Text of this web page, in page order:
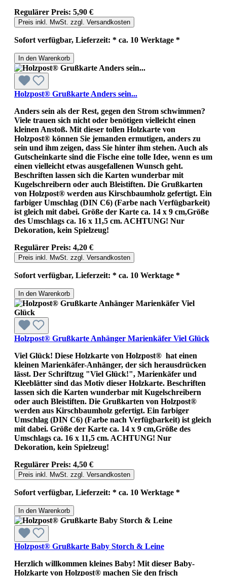
Regulärer Preis: 5,90 €
Preis inkl. MwSt. zzgl. Versandkosten
Sofort verfügbar, Lieferzeit: * ca. 10 Werktage *
In den Warenkorb
Holzpost® Grußkarte Anders sein...
Anders sein als der Rest, gegen den Strom schwimmen?
Viele trauen sich nicht oder benötigen vielleicht einen
kleinen Anstoß. Mit dieser tollen Holzkarte von
Holzpost® können Sie jemanden ermutigen, anders zu
sein und ihm zeigen, dass Sie hinter ihm stehen. Auch als
Gutscheinkarte sind die Fische eine tolle Idee, wenn es um
einen vielleicht etwas ausgefallenen Wunsch geht.
Beschriften lassen sich die Karten wunderbar mit
Kugelschreibern oder auch Bleistiften. Die Grußkarten
von Holzpost® werden aus Kirschbaumholz gefertigt. Ein
farbiger Umschlag (DIN C6) (Farbe nach Verfügbarkeit)
ist gleich mit dabei. Größe der Karte ca. 14 x 9 cm,Größe
des Umschlags ca. 16 x 11,5 cm. ACHTUNG! Nur
Dekoration, kein Spielzeug!
Regulärer Preis: 4,20 €
Preis inkl. MwSt. zzgl. Versandkosten
Sofort verfügbar, Lieferzeit: * ca. 10 Werktage *
In den Warenkorb
Holzpost® Grußkarte Anhänger Marienkäfer Viel Glück
Viel Glück! Diese Holzkarte von Holzpost® hat einen
kleinen Marienkäfer-Anhänger, der sich herausdrücken
lässt. Der Schriftzug "Viel Glück!", Marienkäfer und
Kleeblätter sind das Motiv dieser Holzkarte. Beschriften
lassen sich die Karten wunderbar mit Kugelschreibern
oder auch Bleistiften. Die Grußkarten von Holzpost®
werden aus Kirschbaumholz gefertigt. Ein farbiger
Umschlag (DIN C6) (Farbe nach Verfügbarkeit) ist gleich
mit dabei. Größe der Karte ca. 14 x 9 cm,Größe des
Umschlags ca. 16 x 11,5 cm. ACHTUNG! Nur
Dekoration, kein Spielzeug!
Regulärer Preis: 4,50 €
Preis inkl. MwSt. zzgl. Versandkosten
Sofort verfügbar, Lieferzeit: * ca. 10 Werktage *
In den Warenkorb
Holzpost® Grußkarte Baby Storch & Leine
Herzlich willkommen kleines Baby! Mit dieser Baby-
Holzkarte von Holzpost® machen Sie den frisch